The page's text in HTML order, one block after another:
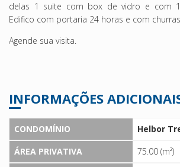
delas 1 suite com box de vidro e com 1
Edifico com portaria 24 horas e com
Agende sua visita.
INFORMAÇÕES
CONDOMÍNIO
Helbor
ÁREA PRIVATIVA
75.00 (m²)